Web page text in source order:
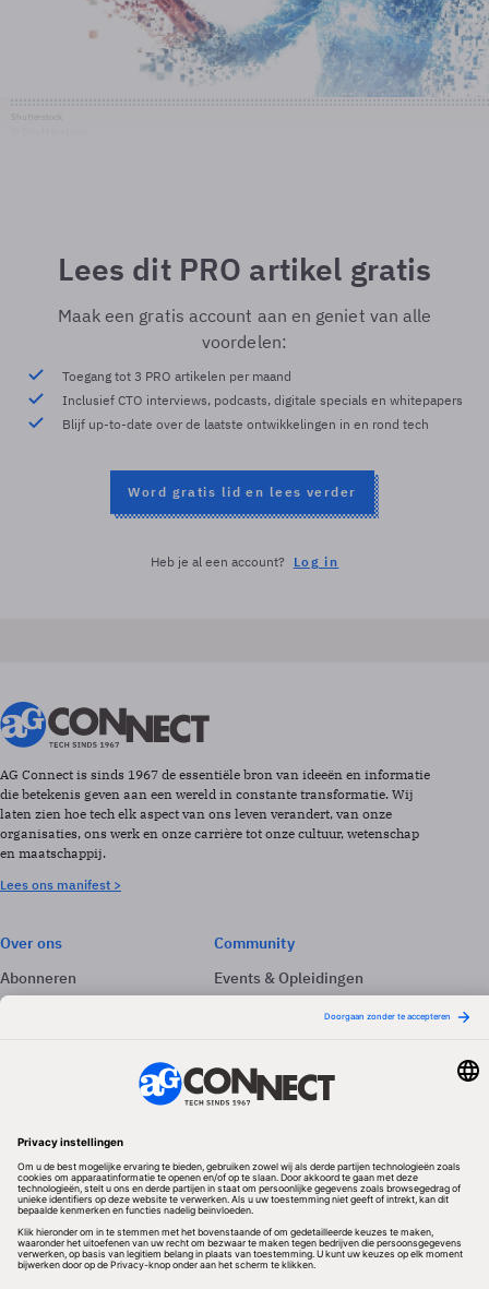
Lees dit PRO artikel gratis
Maak een gratis account aan en geniet van alle
voordelen:
Toegang tot 3 PRO artikelen per maand
Inclusief CTO interviews, podcasts, digitale specials en whitepapers
Blijf up-to-date over de laatste ontwikkelingen in en rond tech
Word gratis lid en lees verder
Heb je al een account? Log in
AG Connect is sinds 1967 de essentiële bron van ideeën en informatie
die betekenis geven aan een wereld in constante transformatie. Wij
laten zien hoe tech elk aspect van ons leven verandert, van onze
organisaties, ons werk en onze carrière tot onze cultuur, wetenschap
en maatschappij.
Lees ons manifest >
Over ons
Abonneren
Adverteren
Community
Events & Opleidingen
Nieuwsbrieven
Volg ons
Redactionele partner